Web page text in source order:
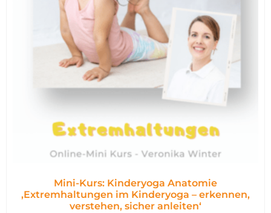
Mini-Kurs: Kinderyoga Anatomie
,Extremhaltungen im Kinderyoga – erkennen,
verstehen, sicher anleiten‘